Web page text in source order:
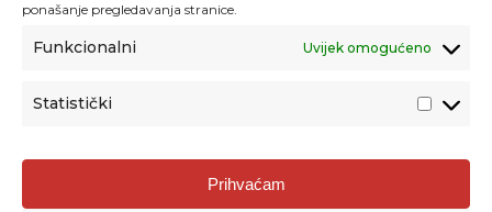
ponašanje pregledavanja stranice.
Funkcionalni Uvijek omogućeno
Statistički
Prihvaćam
Agencija za odgoj i obrazovanje
Donje Svetice 38, 10000 Zagreb